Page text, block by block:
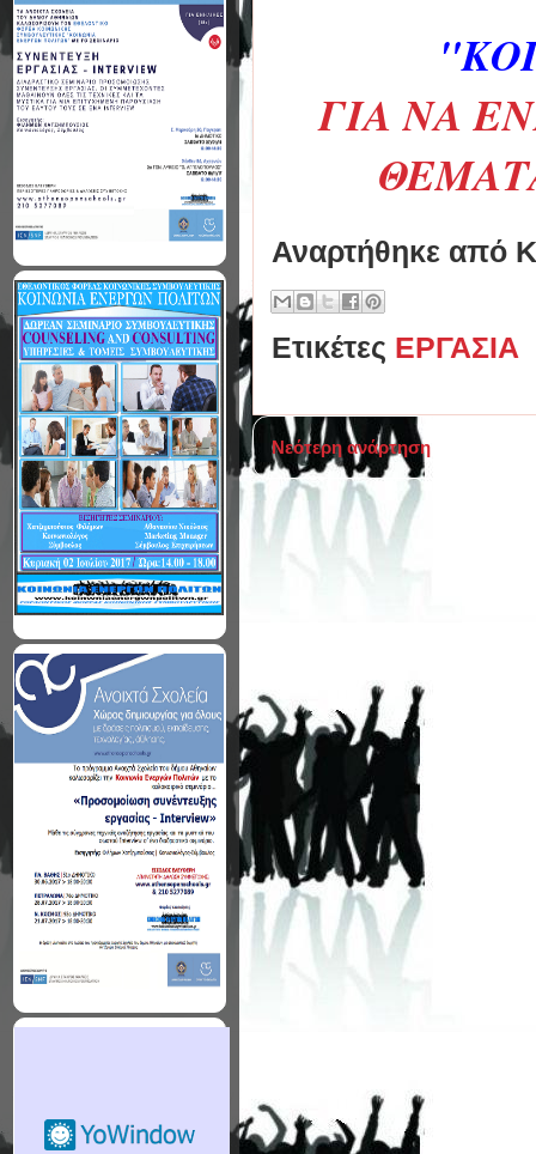
ΓΙΑ ΝΑ
Αναρτήθηκε από
Ετικέτες ΕΡΓΑΣΙΑ
Νεότερη ανάρτηση